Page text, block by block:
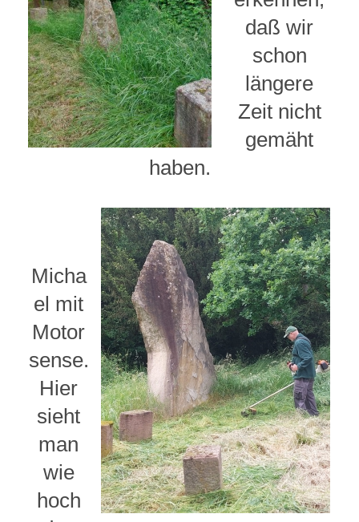
daß wir
schon
längere
Zeit nicht
gemäht
haben.
Micha
el mit
Motor
sense.
Hier
sieht
man
wie
hoch